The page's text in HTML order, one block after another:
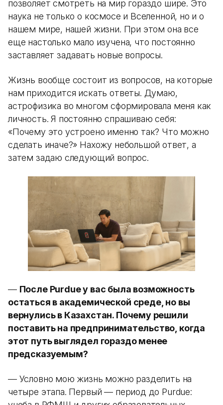
позволяет смотреть на мир гораздо шире. Это
наука не только о космосе и Вселенной, но и о
нашем мире, нашей жизни. При этом она все
еще настолько мало изучена, что постоянно
заставляет задавать новые вопросы.
Жизнь вообще состоит из вопросов, на которые
нам приходится искать ответы. Думаю,
астрофизика во многом сформировала меня как
личность. Я постоянно спрашиваю себя:
«Почему это устроено именно так? Что можно
сделать иначе?» Нахожу небольшой ответ, а
затем задаю следующий вопрос.
— После Purdue у вас была возможность
остаться в академической среде, но вы
вернулись в Казахстан. Почему решили
поставить на предпринимательство, когда
этот путь выглядел гораздо менее
предсказуемым?
— Условно мою жизнь можно разделить на
четыре этапа. Первый — период до Purdue: